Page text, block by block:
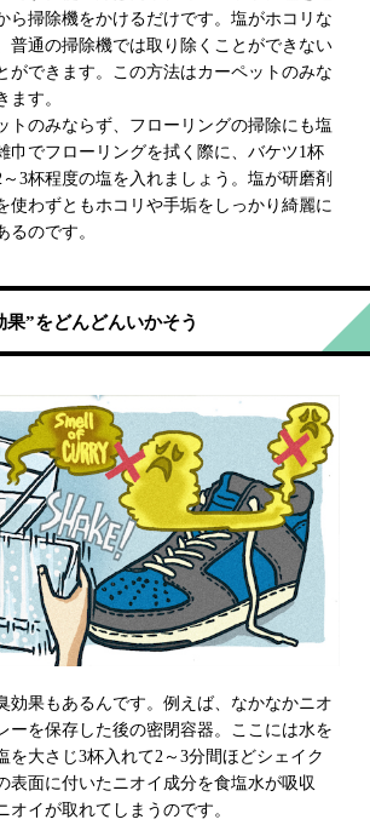
ら掃除機をかけるだけです。塩がホコリな
普通の掃除機では取り除くことができない
ができます。この方法はカーペットのみな
ます。
トのみならず、フローリングの掃除にも塩
巾でフローリングを拭く際に、バケツ1杯
3杯程度の塩を入れましょう。塩が研磨剤
使わずともホコリや手垢をしっかり綺麗に
るのです。
果”をどんどんいかそう
効果もあるんです。例えば、なかなかニオ
ーを保存した後の密閉容器。ここには水を
を大さじ3杯入れて2～3分間ほどシェイク
表面に付いたニオイ成分を食塩水が吸収
オイが取れてしまうのです。